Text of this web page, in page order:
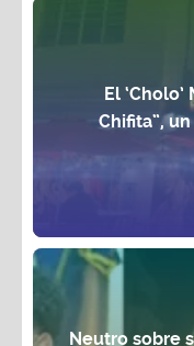
El
Chifita”,
Neutro sobre